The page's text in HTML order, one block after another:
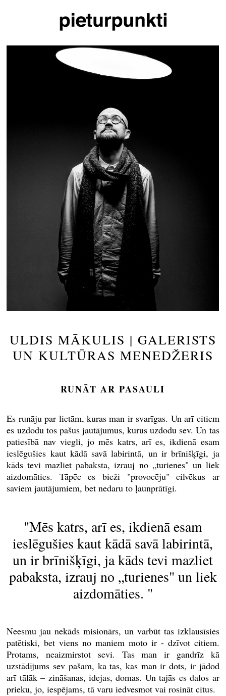
ULDIS MĀKULIS | GALERISTS
UN KULTŪRAS MENEDŽERIS
RUNĀT AR PASAULI
Es runāju par lietām, kuras man ir svarīgas. Un arī citiem
es uzdodu tos pašus jautājumus, kurus uzdodu sev. Un tas
patiesībā nav viegli, jo mēs katrs, arī es, ikdienā esam
ieslēgušies kaut kādā savā labirintā, un ir brīnišķīgi, ja
kāds tevi mazliet pabaksta, izrauj no „turienes" un liek
aizdomāties. Tāpēc es bieži "provocēju" cilvēkus ar
saviem jautājumiem, bet nedaru to ļaunprātīgi.
"Mēs katrs, arī es, ikdienā esam
ieslēgušies kaut kādā savā labirintā,
un ir brīnišķīgi, ja kāds tevi mazliet
pabaksta, izrauj no „turienes" un liek
aizdomāties. "
Neesmu jau nekāds misionārs, un varbūt tas izklausīsies
patētiski, bet viens no maniem moto ir - dzīvot citiem.
Protams, neaizmirstot sevi. Tas man ir gandrīz kā
uzstādījums sev pašam, ka tas, kas man ir dots, ir jādod
arī tālāk – zināšanas, idejas, domas. Un tajās es dalos ar
prieku, jo, iespējams, tā varu iedvesmot vai rosināt citus.